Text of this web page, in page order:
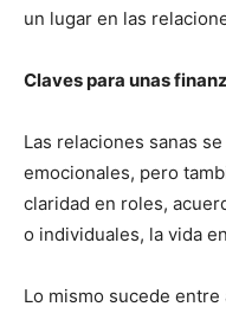
un lugar en las
Claves para unas
Las relaciones sanas
emocionales, pero
claridad en roles,
o individuales, la vida
Lo mismo sucede entre